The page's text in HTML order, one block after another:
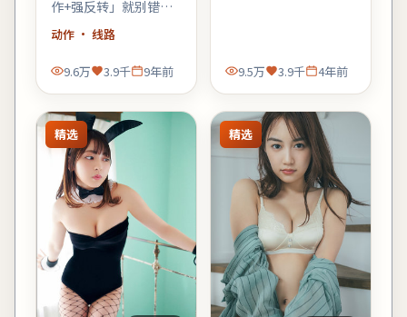
作+强反转」就别错过
《终局边界》。节奏
狠、信息密，适合一口
气刷完。
动作· 线路
9.6万 3.9千 9年前 9.5万 3.9千 4年前
精选 精选